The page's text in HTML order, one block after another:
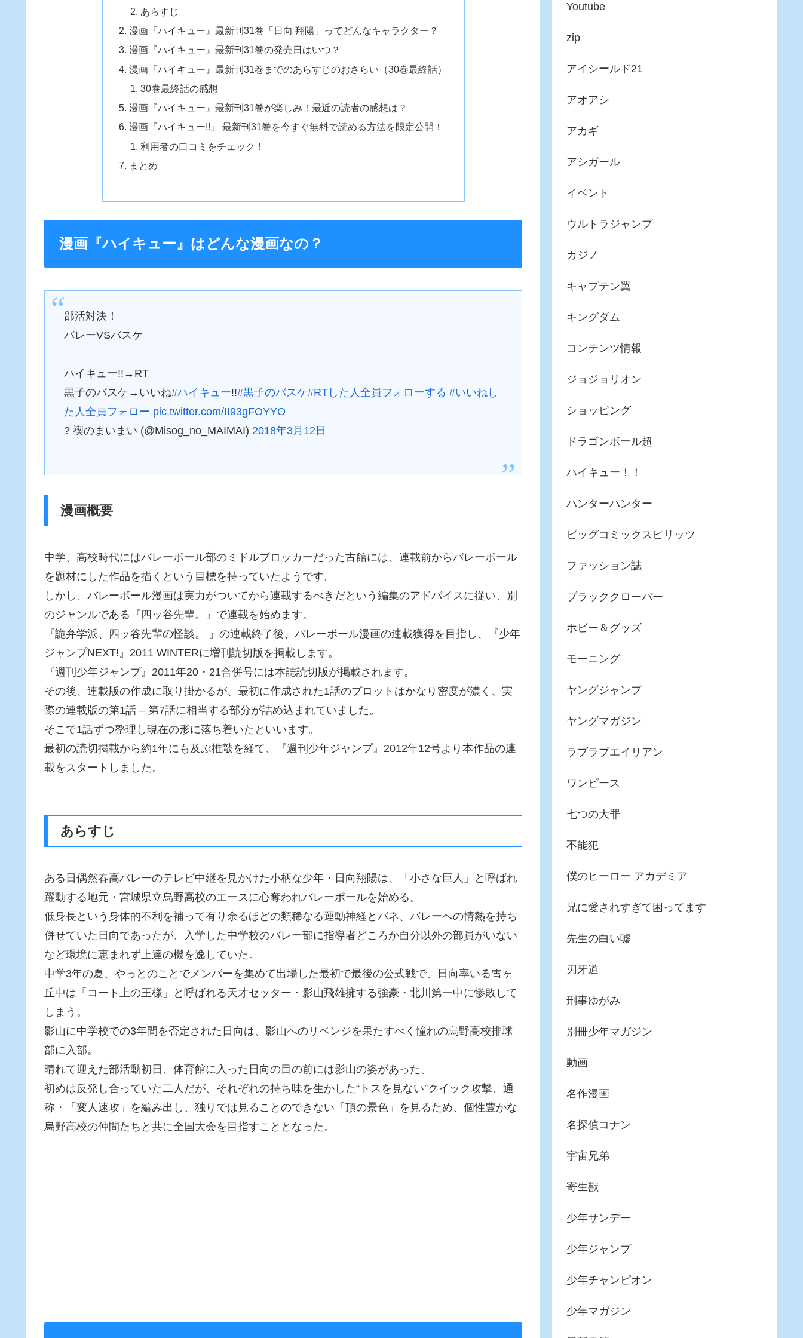
あらすじ
漫画『ハイキュー』最新刊31巻「日向 翔陽」ってどんなキャラクター？
漫画『ハイキュー』最新刊31巻の発売日はいつ？
漫画『ハイキュー』最新刊31巻までのあらすじのおさらい（30巻最終話）
30巻最終話の感想
漫画『ハイキュー』最新刊31巻が楽しみ！最近の読者の感想は？
漫画『ハイキュー!!』 最新刊31巻を今すぐ無料で読める方法を限定公開！
利用者の口コミをチェック！
まとめ
漫画『ハイキュー』はどんな漫画なの？
部活対決！
バレーVSバスケ
ハイキュー!!→RT
黒子のバスケ→いいね#ハイキュー!!#黒子のバスケ#RTした人全員フォローする #いいねし
た人全員フォロー pic.twitter.com/II93gFOYYO
? 禊のまいまい (@Misog_no_MAIMAI) 2018年3月12日
漫画概要
中学、高校時代にはバレーボール部のミドルブロッカーだった古館には、連載前からバレーボール
を題材にした作品を描くという目標を持っていたようです。
しかし、バレーボール漫画は実力がついてから連載するべきだという編集のアドバイスに従い、別
のジャンルである『四ッ谷先輩。』で連載を始めます。
『詭弁学派、四ッ谷先輩の怪談。 』の連載終了後、バレーボール漫画の連載獲得を目指し、『少年
ジャンプNEXT!』2011 WINTERに増刊読切版を掲載します。
『週刊少年ジャンプ』2011年20・21合併号には本誌読切版が掲載されます。
その後、連載版の作成に取り掛かるが、最初に作成された1話のプロットはかなり密度が濃く、実
際の連載版の第1話 – 第7話に相当する部分が詰め込まれていました。
そこで1話ずつ整理し現在の形に落ち着いたといいます。
最初の読切掲載から約1年にも及ぶ推敲を経て、『週刊少年ジャンプ』2012年12号より本作品の連
載をスタートしました。
あらすじ
ある日偶然春高バレーのテレビ中継を見かけた小柄な少年・日向翔陽は、「小さな巨人」と呼ばれ
躍動する地元・宮城県立烏野高校のエースに心奪われバレーボールを始める。
低身長という身体的不利を補って有り余るほどの類稀なる運動神経とバネ、バレーへの情熱を持ち
併せていた日向であったが、入学した中学校のバレー部に指導者どころか自分以外の部員がいない
など環境に恵まれず上達の機を逸していた。
中学3年の夏、やっとのことでメンバーを集めて出場した最初で最後の公式戦で、日向率いる雪ヶ
丘中は「コート上の王様」と呼ばれる天才セッター・影山飛雄擁する強豪・北川第一中に惨敗して
しまう。
影山に中学校での3年間を否定された日向は、影山へのリベンジを果たすべく憧れの烏野高校排球
部に入部。
晴れて迎えた部活動初日、体育館に入った日向の目の前には影山の姿があった。
初めは反発し合っていた二人だが、それぞれの持ち味を生かした“トスを見ない”クイック攻撃、通
称・「変人速攻」を編み出し、独りでは見ることのできない「頂の景色」を見るため、個性豊かな
烏野高校の仲間たちと共に全国大会を目指すこととなった。
Youtube
zip
アイシールド21
アオアシ
アカギ
アシガール
イベント
ウルトラジャンプ
カジノ
キャプテン翼
キングダム
コンテンツ情報
ジョジョリオン
ショッピング
ドラゴンボール超
ハイキュー！！
ハンターハンター
ビッグコミックスピリッツ
ファッション誌
ブラッククローバー
ホビー＆グッズ
モーニング
ヤングジャンプ
ヤングマガジン
ラブラブエイリアン
ワンピース
七つの大罪
不能犯
僕のヒーロー アカデミア
兄に愛されすぎて困ってます
先生の白い嘘
刃牙道
刑事ゆがみ
別冊少年マガジン
動画
名作漫画
名探偵コナン
宇宙兄弟
寄生獣
少年サンデー
少年ジャンプ
少年チャンピオン
少年マガジン